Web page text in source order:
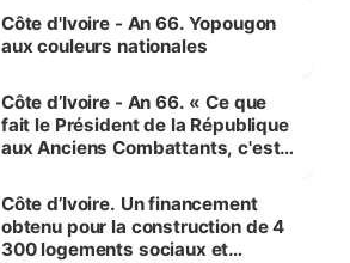
l'Etat de droit pour préserver les
vies humaines »
Côte d'Ivoire - An 66. Yopougon
aux couleurs nationales
Côte d’Ivoire - An 66. « Ce que
fait le Président de la République
aux Anciens Combattants, c'est
Côte d’Ivoire. Un financement
obtenu pour la construction de 4
300 logements sociaux et